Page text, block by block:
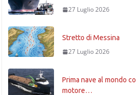
27 Luglio 2026
Prima nave al mondo con
motore…
Patagonia